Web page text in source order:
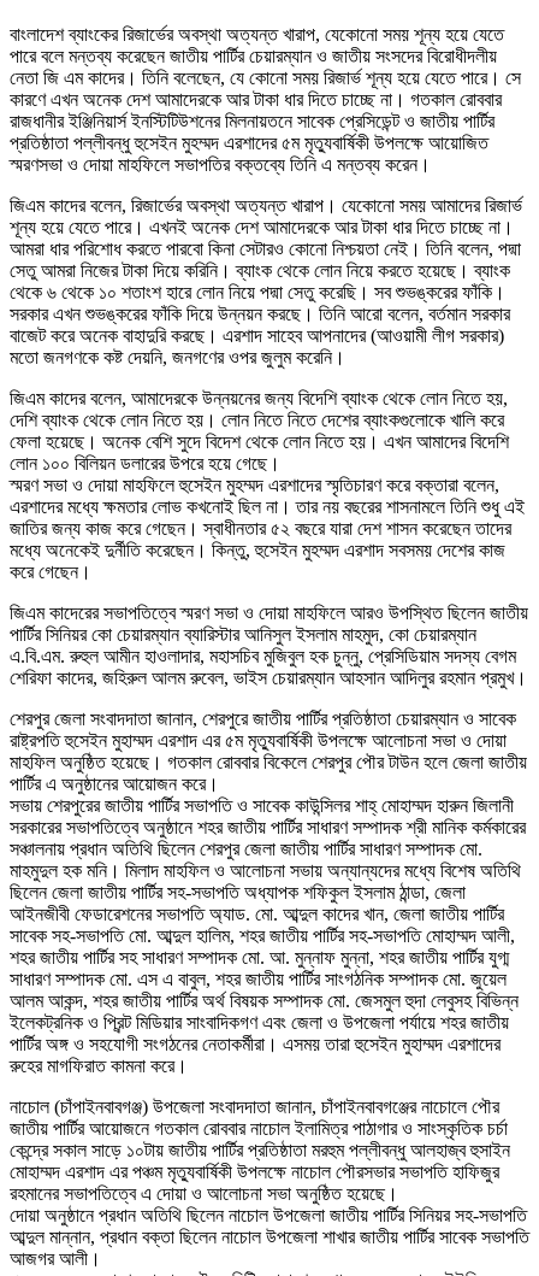
বাংলাদেশ ব্যাংকের রিজার্ভের অবস্থা অত্যন্ত খারাপ, যেকোনো সময় শূন্য হয়ে যেতে
পারে বলে মন্তব্য করেছেন জাতীয় পার্টির চেয়ারম্যান ও জাতীয় সংসদের বিরোধীদলীয়
নেতা জি এম কাদের। তিনি বলেছেন, যে কোনো সময় রিজার্ভ শূন্য হয়ে যেতে পারে। সে
কারণে এখন অনেক দেশ আমাদেরকে আর টাকা ধার দিতে চাচ্ছে না। গতকাল রোববার
রাজধানীর ইঞ্জিনিয়ার্স ইনস্টিটিউশনের মিলনায়তনে সাবেক প্রেসিডেন্ট ও জাতীয় পার্টির
প্রতিষ্ঠাতা পল্লীবন্ধু হুসেইন মুহম্মদ এরশাদের ৫ম মৃত্যুবার্ষিকী উপলক্ষে আয়োজিত
স্মরণসভা ও দোয়া মাহফিলে সভাপতির বক্তব্যে তিনি এ মন্তব্য করেন।
জিএম কাদের বলেন, রিজার্ভের অবস্থা অত্যন্ত খারাপ। যেকোনো সময় আমাদের রিজার্ভ
শূন্য হয়ে যেতে পারে। এখনই অনেক দেশ আমাদেরকে আর টাকা ধার দিতে চাচ্ছে না।
আমরা ধার পরিশোধ করতে পারবো কিনা সেটারও কোনো নিশ্চয়তা নেই। তিনি বলেন, পদ্মা
সেতু আমরা নিজের টাকা দিয়ে করিনি। ব্যাংক থেকে লোন নিয়ে করতে হয়েছে। ব্যাংক
থেকে ৬ থেকে ১০ শতাংশ হারে লোন নিয়ে পদ্মা সেতু করেছি। সব শুভঙ্করের ফাঁকি।
সরকার এখন শুভঙ্করের ফাঁকি দিয়ে উন্নয়ন করছে। তিনি আরো বলেন, বর্তমান সরকার
বাজেট করে অনেক বাহাদুরি করছে। এরশাদ সাহেব আপনাদের (আওয়ামী লীগ সরকার)
মতো জনগণকে কষ্ট দেয়নি, জনগণের ওপর জুলুম করেনি।
জিএম কাদের বলেন, আমাদেরকে উন্নয়নের জন্য বিদেশি ব্যাংক থেকে লোন নিতে হয়,
দেশি ব্যাংক থেকে লোন নিতে হয়। লোন নিতে নিতে দেশের ব্যাংকগুলোকে খালি করে
ফেলা হয়েছে। অনেক বেশি সুদে বিদেশ থেকে লোন নিতে হয়। এখন আমাদের বিদেশি
লোন ১০০ বিলিয়ন ডলারের উপরে হয়ে গেছে।
স্মরণ সভা ও দোয়া মাহফিলে হুসেইন মুহম্মদ এরশাদের স্মৃতিচারণ করে বক্তারা বলেন,
এরশাদের মধ্যে ক্ষমতার লোভ কখনোই ছিল না। তার নয় বছরের শাসনামলে তিনি শুধু এই
জাতির জন্য কাজ করে গেছেন। স্বাধীনতার ৫২ বছরে যারা দেশ শাসন করেছেন তাদের
মধ্যে অনেকেই দুর্নীতি করেছেন। কিন্তু, হুসেইন মুহম্মদ এরশাদ সবসময় দেশের কাজ
করে গেছেন।
জিএম কাদেরের সভাপতিত্বে স্মরণ সভা ও দোয়া মাহফিলে আরও উপস্থিত ছিলেন জাতীয়
পার্টির সিনিয়র কো চেয়ারম্যান ব্যারিস্টার আনিসুল ইসলাম মাহমুদ, কো চেয়ারম্যান
এ.বি.এম. রুহুল আমীন হাওলাদার, মহাসচিব মুজিবুল হক চুন্নু, প্রেসিডিয়াম সদস্য বেগম
শেরিফা কাদের, জহিরুল আলম রুবেল, ভাইস চেয়ারম্যান আহসান আদিলুর রহমান প্রমুখ।
শেরপুর জেলা সংবাদদাতা জানান, শেরপুরে জাতীয় পার্টির প্রতিষ্ঠাতা চেয়ারম্যান ও সাবেক
রাষ্ট্রপতি হুসেইন মুহাম্মদ এরশাদ এর ৫ম মৃত্যুবার্ষিকী উপলক্ষে আলোচনা সভা ও দোয়া
মাহফিল অনুষ্ঠিত হয়েছে। গতকাল রোববার বিকেলে শেরপুর পৌর টাউন হলে জেলা জাতীয়
পার্টির এ অনুষ্ঠানের আয়োজন করে।
সভায় শেরপুরের জাতীয় পার্টির সভাপতি ও সাবেক কাউন্সিলর শাহ্ মোহাম্মদ হারুন জিলানী
সরকারের সভাপতিত্বে অনুষ্ঠানে শহর জাতীয় পার্টির সাধারণ সম্পাদক শ্রী মানিক কর্মকারের
সঞ্চালনায় প্রধান অতিথি ছিলেন শেরপুর জেলা জাতীয় পার্টির সাধারণ সম্পাদক মো.
মাহমুদুল হক মনি। মিলাদ মাহফিল ও আলোচনা সভায় অন্যান্যদের মধ্যে বিশেষ অতিথি
ছিলেন জেলা জাতীয় পার্টির সহ-সভাপতি অধ্যাপক শফিকুল ইসলাম ঠান্ডা, জেলা
আইনজীবী ফেডারেশনের সভাপতি অ্যাড. মো. আব্দুল কাদের খান, জেলা জাতীয় পার্টির
সাবেক সহ-সভাপতি মো. আব্দুল হালিম, শহর জাতীয় পার্টির সহ-সভাপতি মোহাম্মদ আলী,
শহর জাতীয় পার্টির সহ সাধারণ সম্পাদক মো. আ. মুন্নাফ মুন্না, শহর জাতীয় পার্টির যুগ্ম
সাধারণ সম্পাদক মো. এস এ বাবুল, শহর জাতীয় পার্টির সাংগঠনিক সম্পাদক মো. জুয়েল
আলম আকন্দ, শহর জাতীয় পার্টির অর্থ বিষয়ক সম্পাদক মো. জেসমুল হুদা লেবুসহ বিভিন্ন
ইলেকট্রনিক ও প্রিন্ট মিডিয়ার সাংবাদিকগণ এবং জেলা ও উপজেলা পর্যায়ে শহর জাতীয়
পার্টির অঙ্গ ও সহযোগী সংগঠনের নেতাকর্মীরা। এসময় তারা হুসেইন মুহাম্মদ এরশাদের
রুহের মাগফিরাত কামনা করে।
নাচোল (চাঁপাইনবাবগঞ্জ) উপজেলা সংবাদদাতা জানান, চাঁপাইনবাবগঞ্জের নাচোলে পৌর
জাতীয় পার্টির আয়োজনে গতকাল রোববার নাচোল ইলামিত্র পাঠাগার ও সাংস্কৃতিক চর্চা
কেন্দ্রে সকাল সাড়ে ১০টায় জাতীয় পার্টির প্রতিষ্ঠাতা মরহুম পল্লীবন্ধু আলহাজ্ব হুসাইন
মোহাম্মদ এরশাদ এর পঞ্চম মৃত্যুবার্ষিকী উপলক্ষে নাচোল পৌরসভার সভাপতি হাফিজুর
রহমানের সভাপতিত্বে এ দোয়া ও আলোচনা সভা অনুষ্ঠিত হয়েছে।
দোয়া অনুষ্ঠানে প্রধান অতিথি ছিলেন নাচোল উপজেলা জাতীয় পার্টির সিনিয়র সহ-সভাপতি
আব্দুল মান্নান, প্রধান বক্তা ছিলেন নাচোল উপজেলা শাখার জাতীয় পার্টির সাবেক সভাপতি
আজগর আলী।